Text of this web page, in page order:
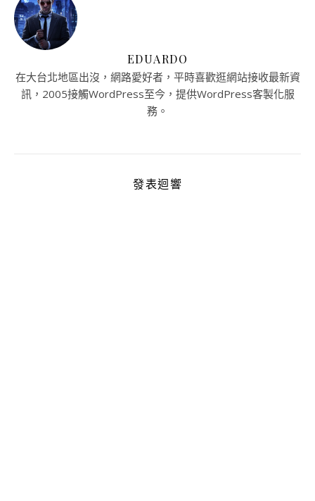
EDUARDO
在大台北地區出沒，網路愛好者，平時喜歡逛網站接收最新資
訊，2005接觸WordPress至今，提供WordPress客製化服
務。
發表迴響